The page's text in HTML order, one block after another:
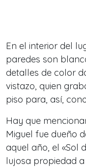
En el interior del
paredes son
detalles de color
vistazo, quien
piso para, así,
Hay que
Miguel fue dueño
aquel año, el «Sol
lujosa propiedad